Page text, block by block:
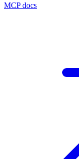
MCP docs